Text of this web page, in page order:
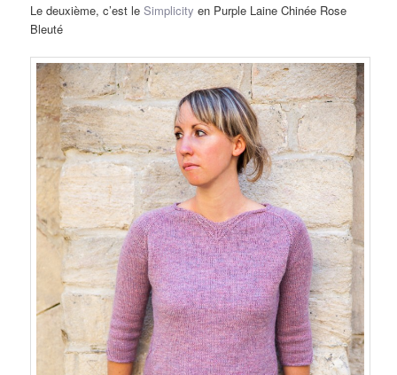
Le deuxième, c’est le Simplicity en Purple Laine Chinée Rose
Bleuté